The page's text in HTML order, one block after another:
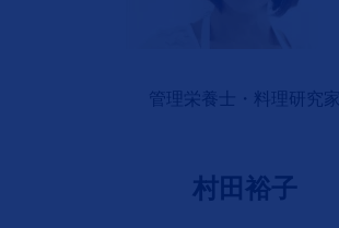
管理栄養士・料理研究家
村田裕子